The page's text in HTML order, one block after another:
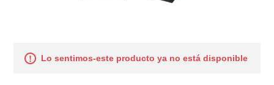
Lo sentimos-este producto ya no está disponible